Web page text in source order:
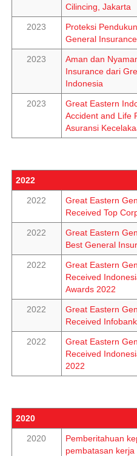
Cilincing, Jakarta
2023
Proteksi
General Insurance
2023
Aman dan
Insurance dari
Indonesia
2023
Great Eastern
Accident and Life
Asuransi
2022
2022
Great Eastern
Received Top
2022
Great Eastern
Best General
2022
Great Eastern
Received
Awards 2022
2022
Great Eastern
Received
2022
Great Eastern
Received
2022
2020
2020
Pemberitahuan
pembatasan